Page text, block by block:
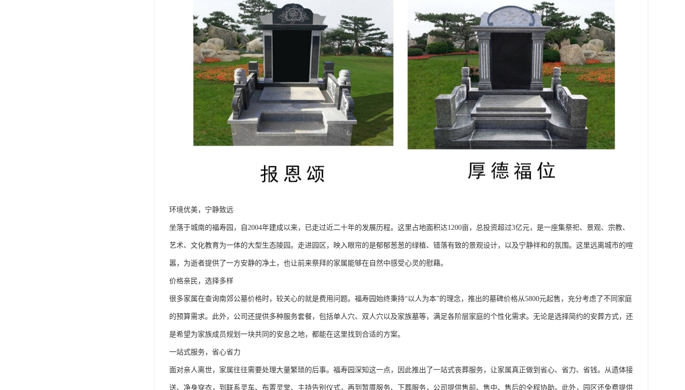
环境优美，宁静致远
坐落于城南的福寿园，自2004年建成以来，已走过近二十年的发展历程。这里占地面积达1200亩，总投资超过3亿元，是一座集祭祀、景观、宗教、
艺术、文化教育为一体的大型生态陵园。走进园区，映入眼帘的是郁郁葱葱的绿植、错落有致的景观设计，以及宁静祥和的氛围。这里远离城市的喧
嚣，为逝者提供了一方安静的净土，也让前来祭拜的家属能够在自然中感受心灵的慰藉。
价格亲民，选择多样
很多家属在查询南郊公墓价格时，较关心的就是费用问题。福寿园始终秉持“以人为本”的理念，推出的墓碑价格从5800元起售，充分考虑了不同家庭
的预算需求。此外，公司还提供多种服务套餐，包括单人穴、双人穴以及家族墓等，满足各阶层家庭的个性化需求。无论是选择简约的安葬方式，还
是希望为家族成员规划一块共同的安息之地，都能在这里找到合适的方案。
一站式服务，省心省力
面对亲人离世，家属往往需要处理大量繁琐的后事。福寿园深知这一点，因此推出了一站式丧葬服务，让家属真正做到省心、省力、省钱。从遗体接
送、净身穿衣，到联系灵车、布置灵堂、主持告别仪式，再到暂厝服务、下葬服务，公司提供售前、售中、售后的全程协助。此外，园区还免费提供